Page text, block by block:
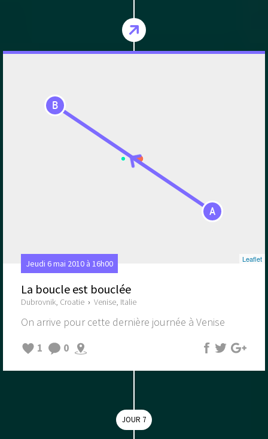
A
B
Leaflet
Jeudi 6 mai 2010 à 16h00
La boucle est bouclée
Dubrovnik, Croatie › Venise, Italie
On arrive pour cette dernière journée à Venise
1
0
JOUR 7